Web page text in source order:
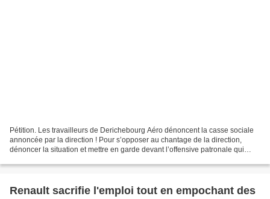
Pétition. Les travailleurs de Derichebourg Aéro dénoncent la casse sociale
annoncée par la direction ! Pour s’opposer au chantage de la direction,
dénoncer la situation et mettre en garde devant l’offensive patronale qui
Renault sacrifie l'emploi tout en empochant des